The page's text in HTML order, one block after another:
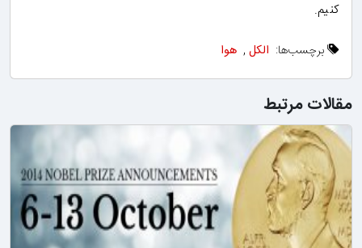
کنیم.
برچسب‌ها: الکل , هوا
مقالات مرتبط